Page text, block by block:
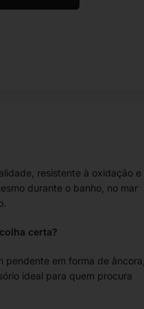
resistente à oxidação e
durante o banho, no mar
certa?
pendente em forma de âncora,
ideal para quem procura